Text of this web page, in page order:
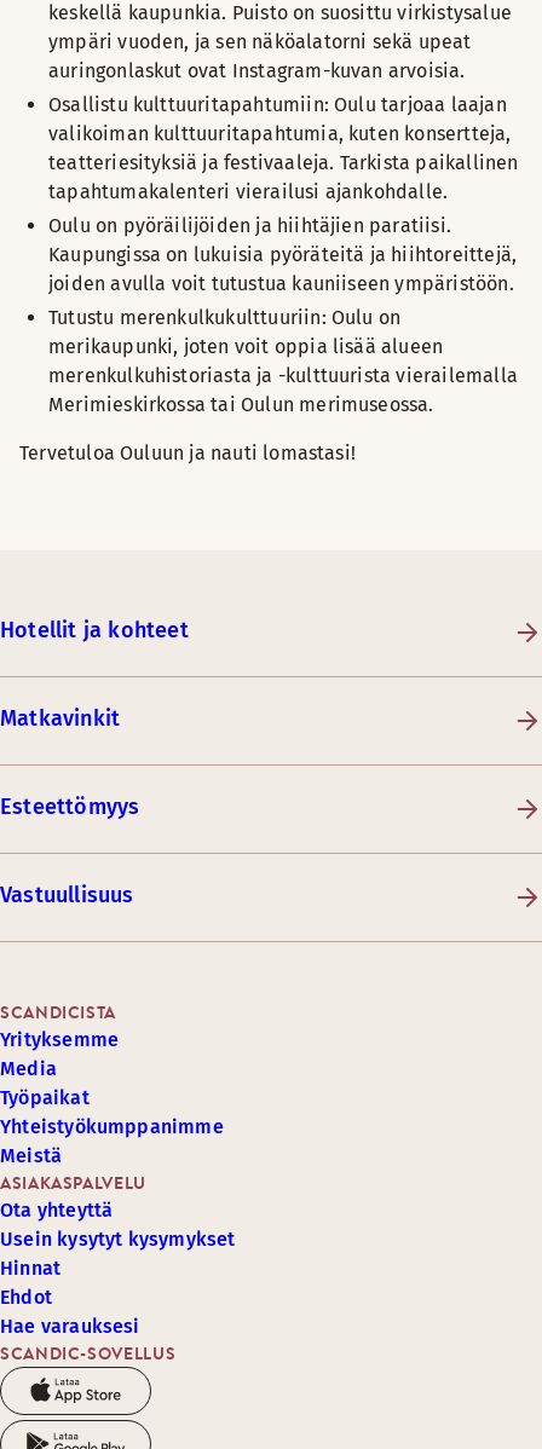
keskellä kaupunkia. Puisto on suosittu virkistysalue
ympäri vuoden, ja sen näköalatorni sekä upeat
auringonlaskut ovat Instagram-kuvan arvoisia.
Osallistu kulttuuritapahtumiin: Oulu tarjoaa laajan
valikoiman kulttuuritapahtumia, kuten konsertteja,
teatteriesityksiä ja festivaaleja. Tarkista paikallinen
tapahtumakalenteri vierailusi ajankohdalle.
Oulu on pyöräilijöiden ja hiihtäjien paratiisi.
Kaupungissa on lukuisia pyöräteitä ja hiihtoreittejä,
joiden avulla voit tutustua kauniiseen ympäristöön.
Tutustu merenkulkukulttuuriin: Oulu on
merikaupunki, joten voit oppia lisää alueen
merenkulkuhistoriasta ja -kulttuurista vierailemalla
Merimieskirkossa tai Oulun merimuseossa.
Tervetuloa Ouluun ja nauti lomastasi!
Hotellit ja kohteet
Matkavinkit
Esteettömyys
Vastuullisuus
SCANDIC-SOVELLUS
ASIAKASPALVELU
Ota yhteyttä
Usein kysytyt kysymykset
Hinnat
Ehdot
Hae varauksesi
SCANDICISTA
Yrityksemme
Media
Työpaikat
Yhteistyökumppanimme
Meistä